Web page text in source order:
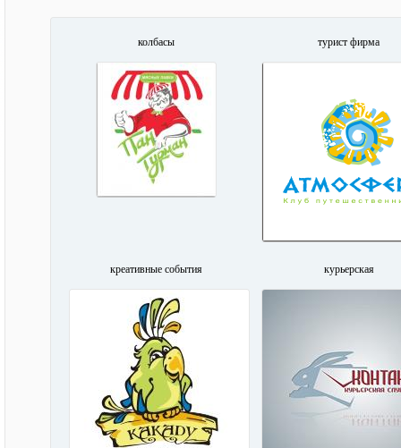
колбасы турист фирма
креативные события курьерская